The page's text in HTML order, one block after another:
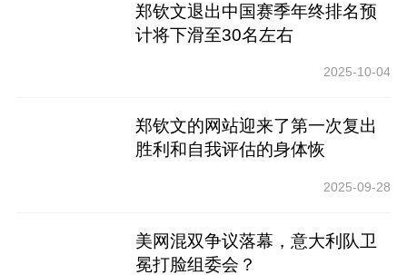
郑钦文退出中国赛季年终排名预
计将下滑至30名左右
2025-10-04
郑钦文的网站迎来了第一次复出
胜利和自我评估的身体恢
2025-09-28
美网混双争议落幕，意大利队卫
冕打脸组委会？